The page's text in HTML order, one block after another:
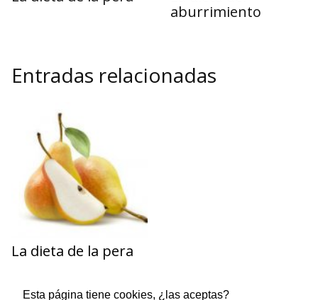
Esta página tiene cookies, ¿las aceptas?
aburrimiento
Entradas relacionadas
La dieta de la pera